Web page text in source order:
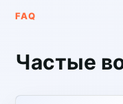
FAQ
Частые